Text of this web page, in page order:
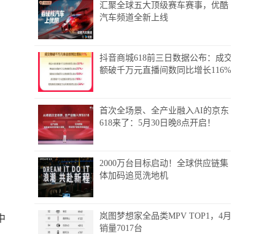
汇聚全球五大顶级赛车赛事，优酷
汽车频道全新上线
抖音商城618前三日数据公布：成交
额破千万元直播间数同比增长116%
首次全场景、全产业融入AI的京东
618来了：5月30日晚8点开启！
2000万台目标启动！全球供应链集
体加码追觅洗地机
岚图梦想家全品类MPV TOP1，4月
销量7017台